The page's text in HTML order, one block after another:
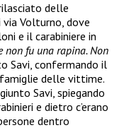
delle
via Volturno, dove
e il carabiniere in
non fu una rapina. Non
Savi, confermando il
delle vittime.
Savi, spiegando
e dietro c’erano
dentro